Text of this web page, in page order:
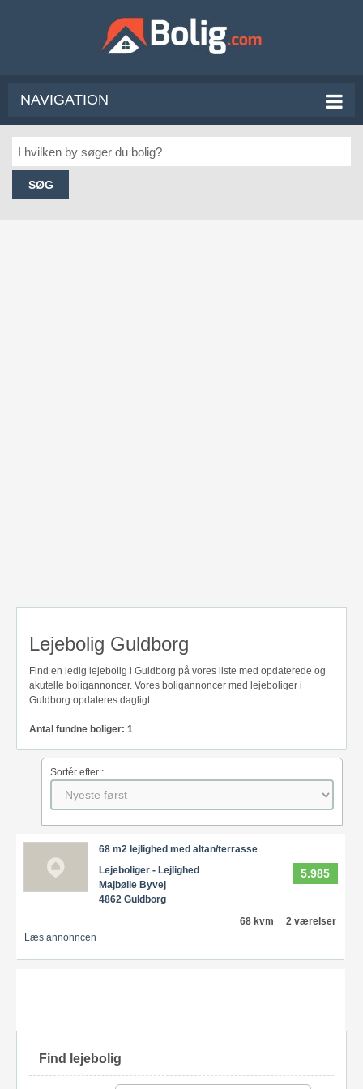
NAVIGATION
SØG
Lejebolig Guldborg
Find en ledig lejebolig i Guldborg på vores liste med opdaterede og
akutelle boligannoncer. Vores boligannoncer med lejeboliger i
Guldborg opdateres dagligt.
Antal fundne boliger: 1
Sortér efter :
68 m2 lejlighed med altan/terrasse
5.985
Lejeboliger - Lejlighed
Majbølle Byvej
4862 Guldborg
68 kvm
2 værelser
Læs annonncen
Find lejebolig